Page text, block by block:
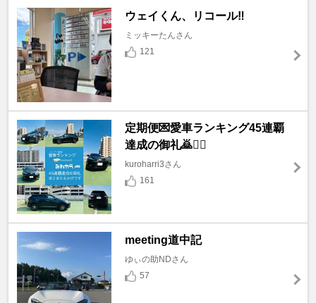
ウェイくん、リコール‼️
ミッキーたんさん
121
定期便💌愛車ランキング45連覇
達成の御礼🙇🙇‍♀️
kuroharri3さん
161
meeting道中記
ゆぃの助NDさん
57